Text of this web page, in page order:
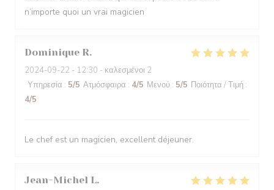
n’importe quoi un vrai magicien
Dominique R
2024-09-22 - 12:30 - καλεσμένοι 2
Υπηρεσία : 5/5 Ατμόσφαιρα : 4/5 Μενού : 5/5 Ποιότητα / Τιμή :
4/5
Le chef est un magicien, excellent déjeuner.
Jean-Michel L